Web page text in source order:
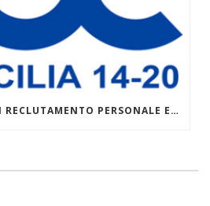
BANDO PUBBLICO DI RECLUTAMENTO PERSONALE ESTERNO – DOCENTI – AVVISO 1/2026 POC 2014-2020 PER LA COSTITUZIONE CATALOGO REGIONALE DELL’OFFERTA FORMATIVA